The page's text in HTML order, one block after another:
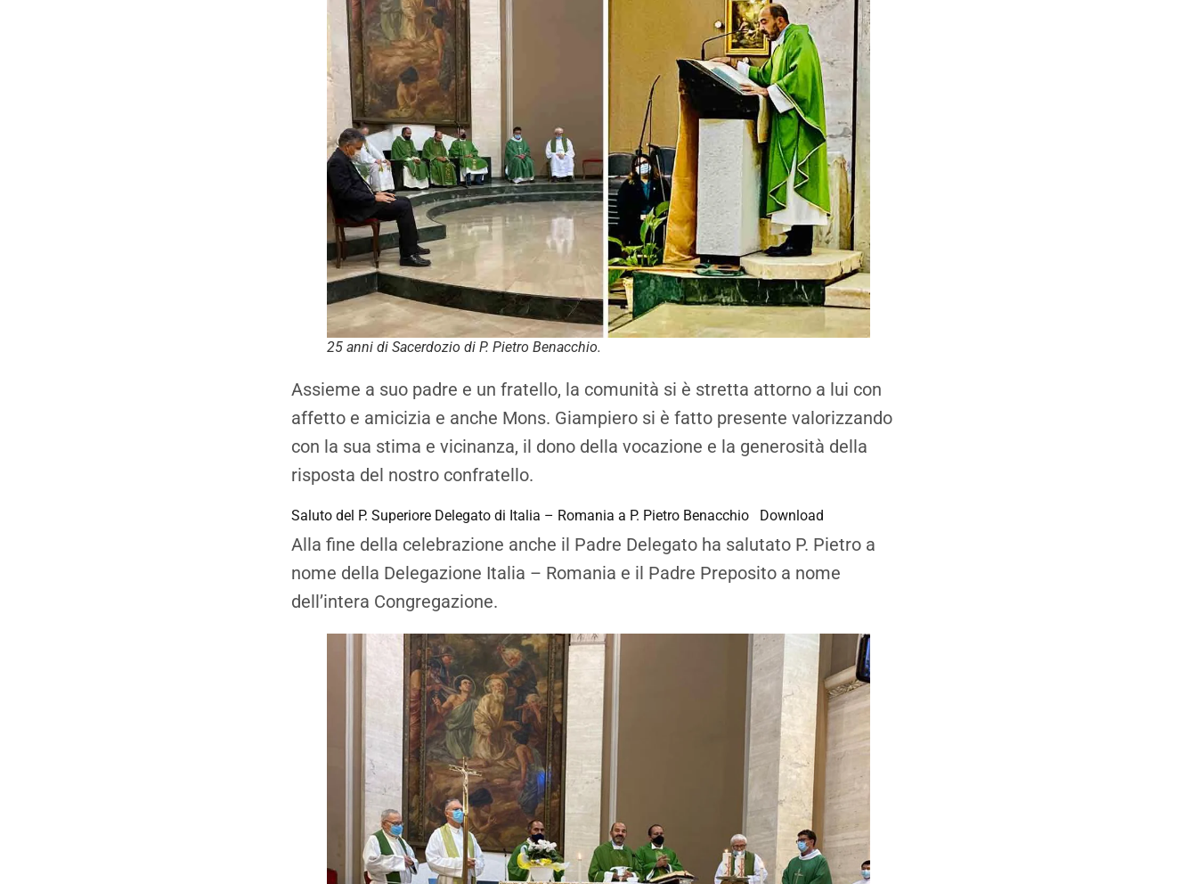
25 anni di Sacerdozio di P. Pietro Benacchio.
Assieme a suo padre e un fratello, la comunità si è stretta attorno a lui con
affetto e amicizia e anche Mons. Giampiero si è fatto presente valorizzando
con la sua stima e vicinanza, il dono della vocazione e la generosità della
risposta del nostro confratello.
Saluto del P. Superiore Delegato di Italia – Romania a P. Pietro Benacchio Download
Alla fine della celebrazione anche il Padre Delegato ha salutato P. Pietro a
nome della Delegazione Italia – Romania e il Padre Preposito a nome
dell’intera Congregazione.